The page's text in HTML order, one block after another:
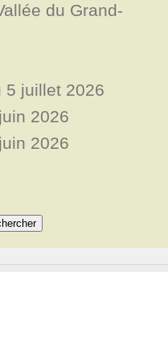
du Grand-
5 juillet 2026
2026
2026